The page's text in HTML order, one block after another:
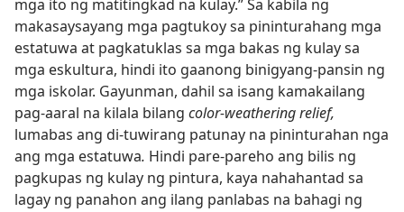
mga ito ng matitingkad na kulay.” Sa kabila ng
makasaysayang mga pagtukoy sa pininturahang mga
estatuwa at pagkatuklas sa mga bakas ng kulay sa
mga eskultura, hindi ito gaanong binigyang-pansin ng
mga iskolar. Gayunman, dahil sa isang kamakailang
pag-aaral na kilala bilang color-weathering relief,
lumabas ang di-tuwirang patunay na pininturahan nga
ang mga estatuwa. Hindi pare-pareho ang bilis ng
pagkupas ng kulay ng pintura, kaya nahahantad sa
lagay ng panahon ang ilang panlabas na bahagi ng